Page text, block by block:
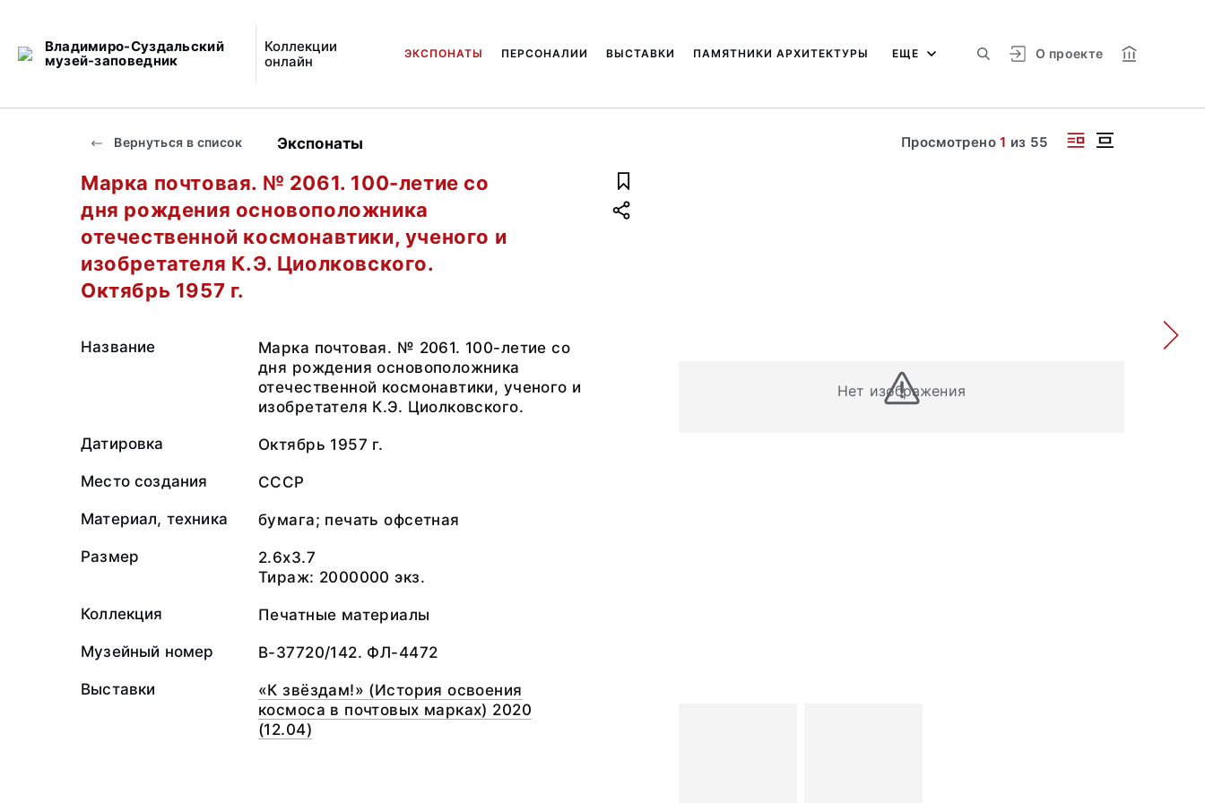
Владимиро-Суздальский
музей-заповедник
Коллекции
онлайн
О проекте
ЭКСПОНАТЫ ПЕРСОНАЛИИ ВЫСТАВКИ ПАМЯТНИКИ АРХИТЕКТУРЫ ЕЩЕ
Вернуться в список Экспонаты Просмотрено1 из 55
Нет изображения
Марка почтовая. № 2061. 100-летие со
дня рождения основоположника
отечественной космонавтики, ученого и
изобретателя К.Э. Циолковского.
Октябрь 1957 г.
Название
Марка почтовая. № 2061. 100-летие со
дня рождения основоположника
отечественной космонавтики, ученого и
изобретателя К.Э. Циолковского.
Датировка Октябрь 1957 г.
Место создания СССР
Материал, техника бумага; печать офсетная
Размер
2.6x3.7
Тираж: 2000000 экз.
Коллекция Печатные материалы
Музейный номер В-37720/142. ФЛ-4472
Выставки
«К звёздам!» (История освоения
космоса в почтовых марках) 2020
(12.04)